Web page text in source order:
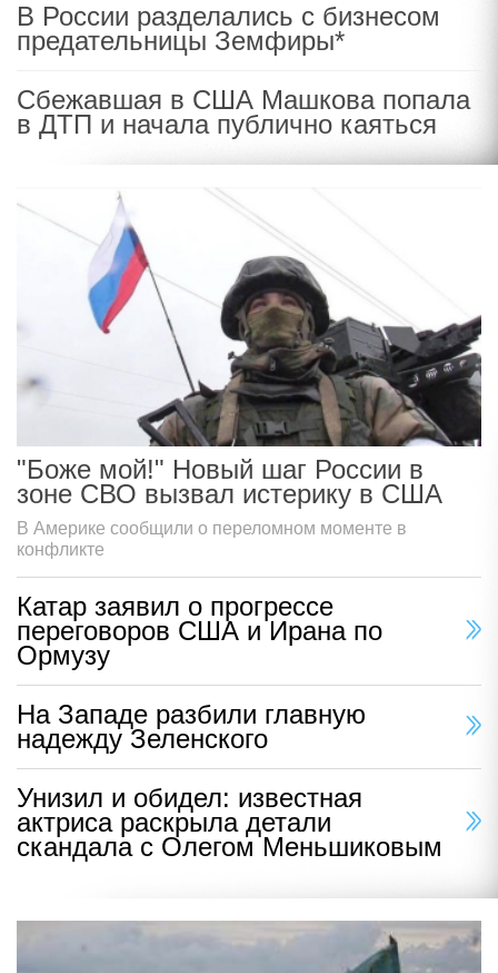
В России разделались с бизнесом
предательницы Земфиры*
Сбежавшая в США Машкова попала
в ДТП и начала публично каяться
"Боже мой!" Новый шаг России в
зоне СВО вызвал истерику в США
В Америке сообщили о переломном моменте в
конфликте
Катар заявил о прогрессе
переговоров США и Ирана по
Ормузу
На Западе разбили главную
надежду Зеленского
Унизил и обидел: известная
актриса раскрыла детали
скандала с Олегом Меньшиковым